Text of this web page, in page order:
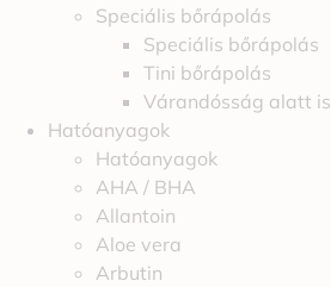
Speciális bőrápolás
Speciális bőrápolás
Tini bőrápolás
Várandósság alatt is
Hatóanyagok
Hatóanyagok
AHA / BHA
Allantoin
Aloe vera
Arbutin